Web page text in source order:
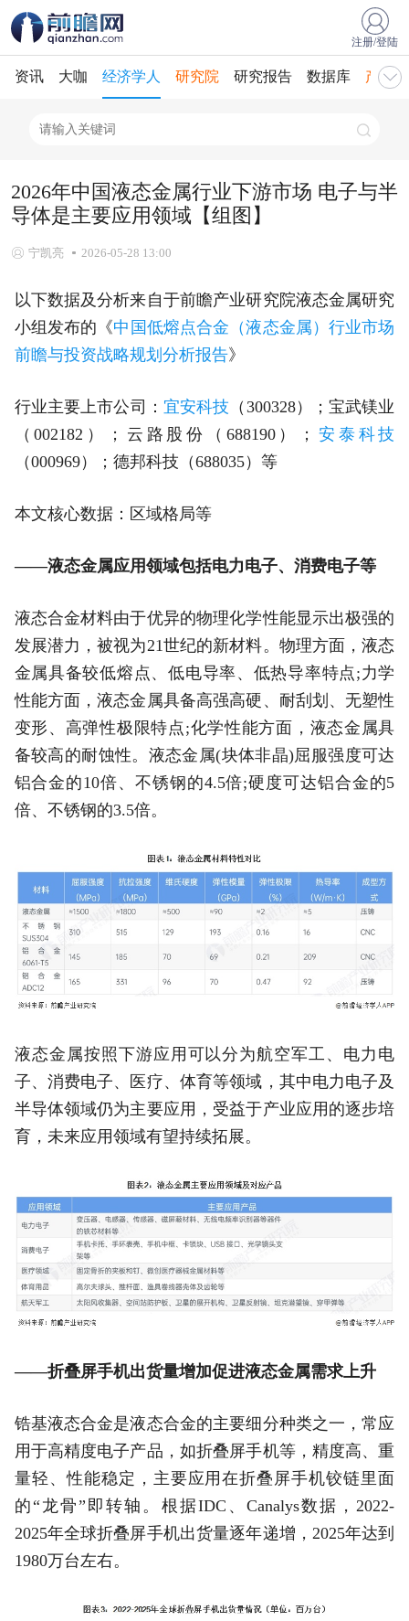
注册/登陆
资讯 大咖 经济学人 研究院 研究报告 数据库 产业
2026年中国液态金属行业下游市场 电子与半
导体是主要应用领域【组图】
宁凯亮 2026-05-28 13:00
以下数据及分析来自于前瞻产业研究院液态金属研究
小组发布的《中国低熔点合金（液态金属）行业市场
前瞻与投资战略规划分析报告》
行业主要上市公司： 宜安科技 （300328）；宝武镁业
（002182）；云路股份（688190）； 安泰科技
（000969）；德邦科技（688035）等
本文核心数据：区域格局等
——液态金属应用领域包括电力电子、消费电子等
液态合金材料由于优异的物理化学性能显示出极强的
发展潜力，被视为21世纪的新材料。物理方面，液态
金属具备较低熔点、低电导率、低热导率特点;力学
性能方面，液态金属具备高强高硬、耐刮划、无塑性
变形、高弹性极限特点;化学性能方面，液态金属具
备较高的耐蚀性。液态金属(块体非晶)屈服强度可达
铝合金的10倍、不锈钢的4.5倍;硬度可达铝合金的5
倍、不锈钢的3.5倍。
液态金属按照下游应用可以分为航空军工、电力电
子、消费电子、医疗、体育等领域，其中电力电子及
半导体领域仍为主要应用，受益于产业应用的逐步培
育，未来应用领域有望持续拓展。
——折叠屏手机出货量增加促进液态金属需求上升
锆基液态合金是液态合金的主要细分种类之一，常应
用于高精度电子产品，如折叠屏手机等，精度高、重
量轻、性能稳定，主要应用在折叠屏手机铰链里面
的“龙骨”即转轴。根据IDC、Canalys数据，2022-
2025年全球折叠屏手机出货量逐年递增，2025年达到
1980万台左右。